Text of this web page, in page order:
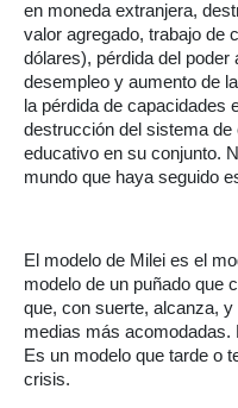
en moneda extranjera,
valor agregado, trabajo de
dólares), pérdida del poder
desempleo y aumento de
la pérdida de capacidades
destrucción del sistema
educativo en su conjunto.
mundo que haya seguido
El modelo de Milei es el
modelo de un puñado que
que, con suerte, alcanza,
medias más acomodadas.
Es un modelo que tarde o
crisis.